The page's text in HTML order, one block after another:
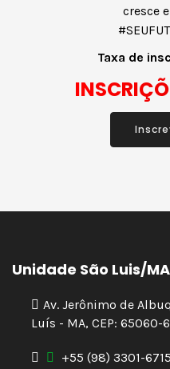
cresce
Taxa de
Unidade São Luis/MA
Av. Jerônimo de
Luís - MA, CEP: 65060-
+55 (98) 3301-6715